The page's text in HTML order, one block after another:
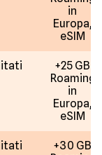
in
Europa,
eSIM
+25 GB
Roaming
in
Europa,
eSIM
+30 GB